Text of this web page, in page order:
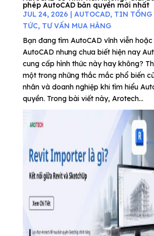
phép AutoCAD bản quyền mới nhất
JUL 24, 2026 | AUTOCAD, TIN TỔNG
TỨC, TƯ VẤN MUA HÀNG
Bạn đang tìm AutoCAD vĩnh viễn
AutoCAD nhưng chưa biết hiện nay
cung cấp hình thức này hay không?
một trong những thắc mắc phổ biến
nhân và doanh nghiệp khi tìm hiểu
quyền. Trong bài viết này, Arotech...